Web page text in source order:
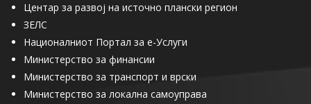
Центар за развој на источно плански регион
ЗЕЛС
Националниот Портал за е-Услуги
Министерство за финансии
Министерство за транспорт и врски
Министерство за локална самоуправа